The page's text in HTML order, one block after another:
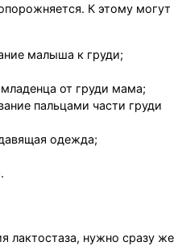
К этому могут
малыша к груди;
от груди мама;
пальцами части груди
одежда;
лактостаза, нужно сразу же